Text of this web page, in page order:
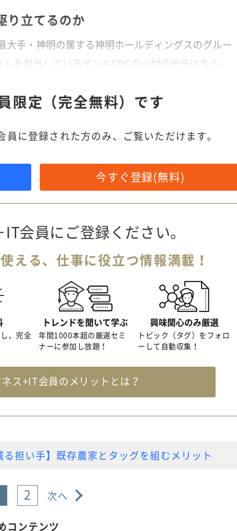
り立てるのか
手・神明の属する神明ホールディングスのグルー
を担当しているゲンキGDCの山村佳史氏は言う。
限定（完全無料）です
に登録された方のみ、ご覧いただけます。
今すぐ登録(無料)
会員にご登録ください。
える、仕事に役立つ情報満載！
、完全
トレンドを聞いて学ぶ
年間1000本超の厳選セミ
ナーに参加し放題！
興味関心のみ厳選
トピック（タグ）をフォロ
ーして自動収集！
ネス+IT会員のメリットとは？
る担い手】既存農家とタッグを組むメリット
2 次へ
コンテンツ